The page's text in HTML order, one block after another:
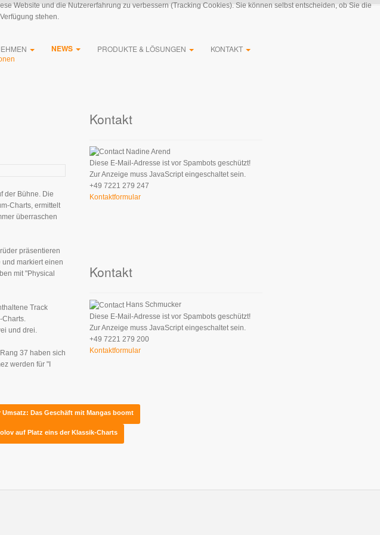
NEWS PRODUKTE & LÖSUNGEN KONTAKT
der Bühne. Die
Charts, ermittelt
überraschen
präsentieren
markiert einen
mit "Physical
Track
Charts.
und drei.
37 haben sich
werden für "I
Umsatz: Das Geschäft mit Mangas boomt
auf Platz eins der Klassik-Charts
Kontakt
Nadine Arend
Diese E-Mail-Adresse ist vor Spambots geschützt!
Zur Anzeige muss JavaScript eingeschaltet sein.
+49 7221 279 247
Kontaktformular
Kontakt
Hans Schmucker
Diese E-Mail-Adresse ist vor Spambots geschützt!
Zur Anzeige muss JavaScript eingeschaltet sein.
+49 7221 279 200
Kontaktformular
Website und die Nutzererfahrung zu verbessern (Tracking Cookies). Sie können selbst entscheiden, ob Sie die
stehen.